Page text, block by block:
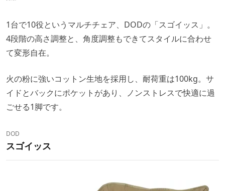
1台で10役というマルチチェア、DODの「スゴイッス」。
4段階の高さ調整と、角度調整もできてスタイルに合わせ
て変形自在。
火の粉に強いコットン生地を採用し、耐荷重は100kg。サ
イドとバックにポケットがあり、ノンストレスで快適に過
ごせる1脚です。
DOD
スゴイッス